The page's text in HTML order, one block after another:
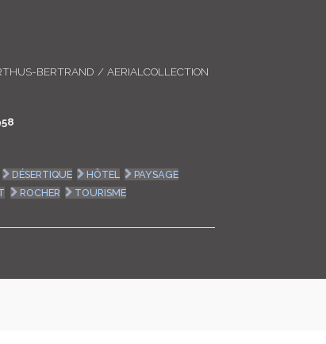
BERTRAND / AERIALCOLLECTION
DÉSERTIQUE HÔTEL
PAYSAGE
ROCHER TOURISME